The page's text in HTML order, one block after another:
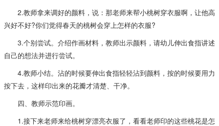
2.教师拿来调好的颜料，说：那老师来帮小桃树穿衣服啊，让他高
兴好不好?你们觉得春天的桃树会穿上怎样的衣服?
3.个别尝试。介绍作画材料，教师出示颜料，请幼儿伸出食指讲述
自己的想法并进行尝试。
4.教师小结。沾的时候要伸出食指轻轻沾到颜料，按的时候要用力
按下去，这样印出来的花瓣才清楚、干净。
四、教师示范印画。
1.接下来老师来给桃树穿漂亮衣服了，看看老师印的这些桃花是怎